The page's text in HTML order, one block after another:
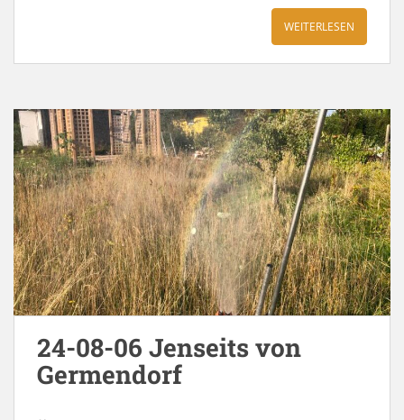
WEITERLESEN
24-08-06 Jenseits von
Germendorf